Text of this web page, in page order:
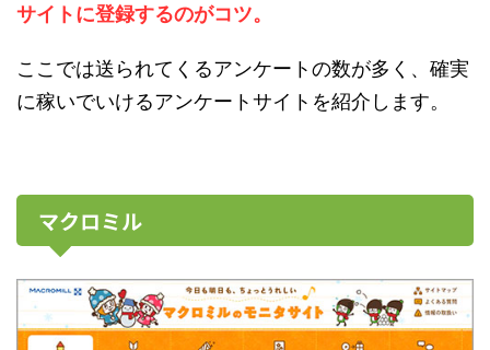
サイトに登録するのがコツ。
ここでは送られてくるアンケートの数が多く、確実
に稼いでいけるアンケートサイトを紹介します。
マクロミル